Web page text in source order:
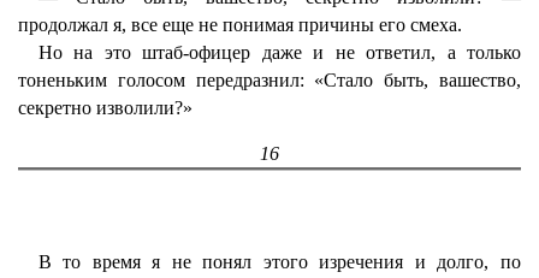
продолжал я, все еще не понимая причины его смеха.
Но на это штаб-офицер даже и не ответил, а только
тоненьким голосом передразнил: «Стало быть, вашество,
секретно изволили?»
16
В то время я не понял этого изречения и долго, по